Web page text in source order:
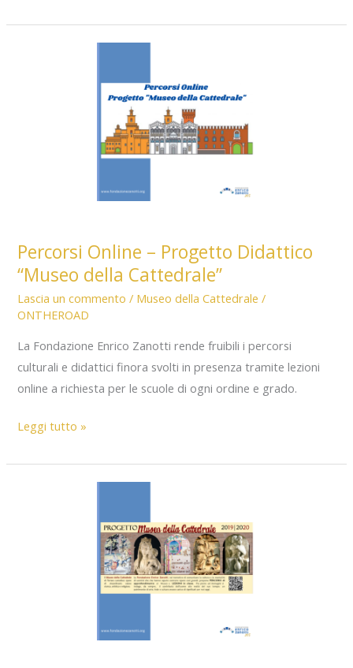
2022
Percorsi Online – Progetto Didattico
“Museo della Cattedrale”
Lascia un commento / Museo della Cattedrale /
ONTHEROAD
La Fondazione Enrico Zanotti rende fruibili i percorsi
culturali e didattici finora svolti in presenza tramite lezioni
online a richiesta per le scuole di ogni ordine e grado.
Percorsi
–
Leggi tutto »